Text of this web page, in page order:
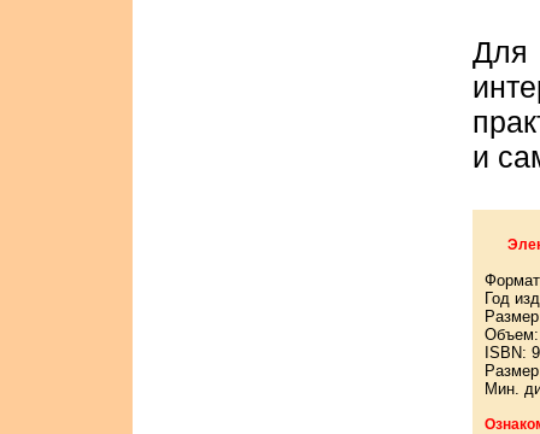
и
Год
Объем:
ISBN:
Мин.